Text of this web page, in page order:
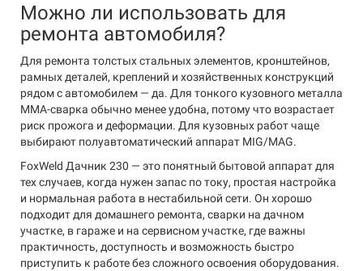
Можно ли использовать для
ремонта автомобиля?
Для ремонта толстых стальных элементов, кронштейнов,
рамных деталей, креплений и хозяйственных конструкций
рядом с автомобилем — да. Для тонкого кузовного металла
MMA-сварка обычно менее удобна, потому что возрастает
риск прожога и деформации. Для кузовных работ чаще
выбирают полуавтоматический аппарат MIG/MAG.
FoxWeld Дачник 230 — это понятный бытовой аппарат для
тех случаев, когда нужен запас по току, простая настройка
и нормальная работа в нестабильной сети. Он хорошо
подходит для домашнего ремонта, сварки на дачном
участке, в гараже и на сервисном участке, где важны
практичность, доступность и возможность быстро
приступить к работе без сложного освоения оборудования.